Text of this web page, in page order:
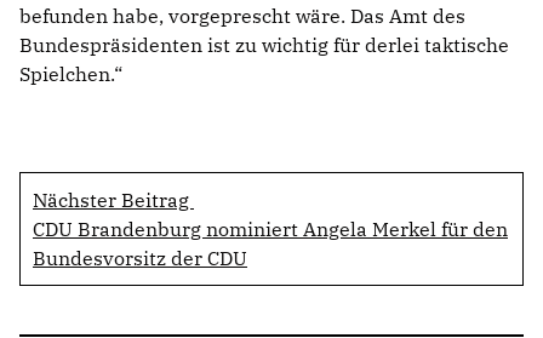
befunden habe, vorgeprescht wäre. Das Amt des
Bundespräsidenten ist zu wichtig für derlei taktische
Spielchen.“
Nächster Beitrag
CDU Brandenburg nominiert Angela Merkel für den
Bundesvorsitz der CDU